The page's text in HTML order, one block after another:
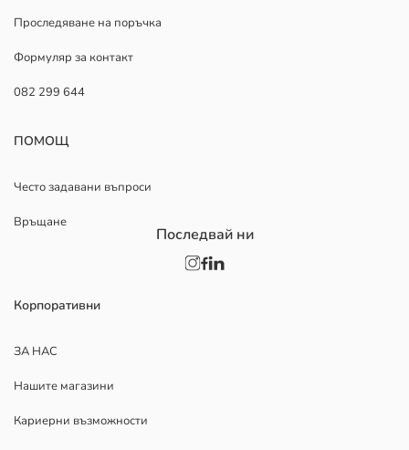
Проследяване на поръчка
Формуляр за контакт
082 299 644
ПОМОЩ
Често задавани въпроси
Връщане
Корпоративни
ЗА НАС
Нашите магазини
Кариерни възможности
Последвай ни